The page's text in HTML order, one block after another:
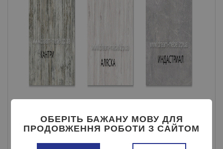
ОБЕРІТЬ БАЖАНУ МОВУ ДЛЯ
ПРОДОВЖЕННЯ РОБОТИ З САЙТОМ